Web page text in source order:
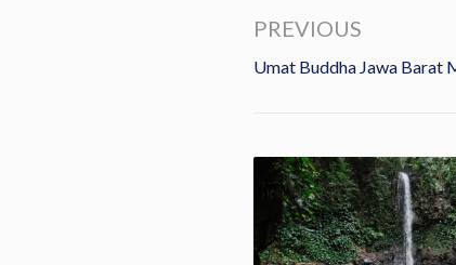
PREVIOUS
Umat Buddha Jawa Barat